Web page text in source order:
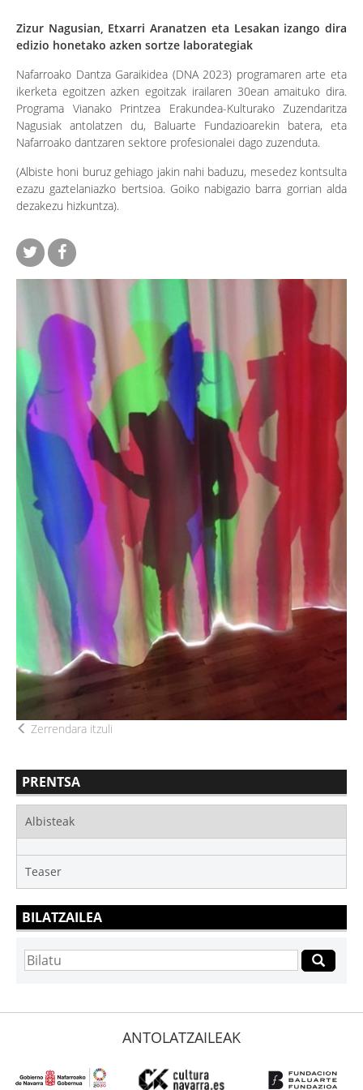
Zizur Nagusian, Etxarri Aranatzen eta Lesakan izango dira
edizio honetako azken sortze laborategiak
Nafarroako Dantza Garaikidea (DNA 2023) programaren arte eta
ikerketa egoitzen azken egoitzak irailaren 30ean amaituko dira.
Programa Vianako Printzea Erakundea-Kulturako Zuzendaritza
Nagusiak antolatzen du, Baluarte Fundazioarekin batera, eta
Nafarroako dantzaren sektore profesionalei dago zuzenduta.
(Albiste honi buruz gehiago jakin nahi baduzu, mesedez kontsulta
ezazu gaztelaniazko bertsioa. Goiko nabigazio barra gorrian alda
dezakezu hizkuntza).
Zerrendara itzuli
PRENTSA
Albisteak
Teaser
BILATZAILEA
ANTOLATZAILEAK